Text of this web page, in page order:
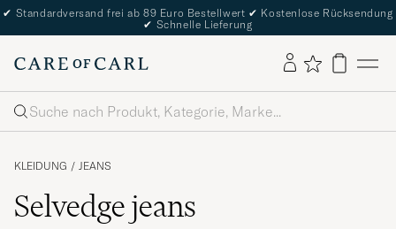
✔ Standardversand frei ab 89 Euro Bestellwert ✔ Kostenlose Rücksendung
✔ Schnelle Lieferung
Suche
KLEIDUNG / JEANS
Selvedge jeans